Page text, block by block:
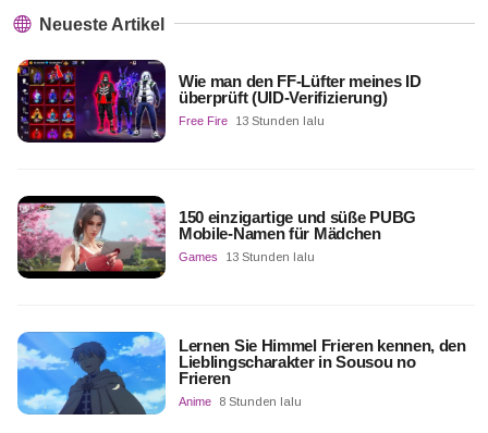
Neueste Artikel
Wie man den FF-Lüfter meines ID
überprüft (UID-Verifizierung)
Free Fire 13 Stunden lalu
150 einzigartige und süße PUBG
Mobile-Namen für Mädchen
Games 13 Stunden lalu
Lernen Sie Himmel Frieren kennen, den
Lieblingscharakter in Sousou no
Frieren
Anime 8 Stunden lalu